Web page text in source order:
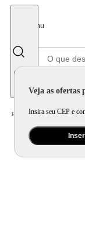
Menu
Veja as ofertas
Insira seu CEP e
Home Mercado / Bebida